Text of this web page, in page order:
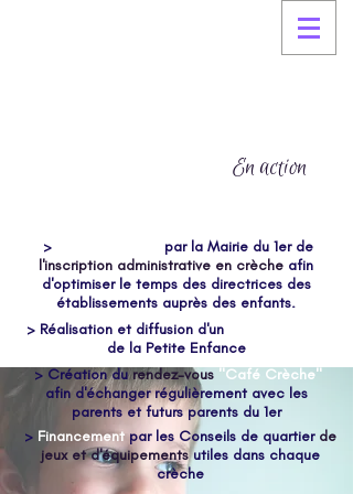
En action
>
par la Mairie du 1er de
l'inscription administrative en crèche afin
d'optimiser le temps des directrices des
établissements auprès des enfants.
> Réalisation et diffusion d'un
de la Petite Enfance
> Création durendez-vous "Café Crèche"
afin d'échanger régulièrement avec les
parents et futurs parents du 1er
> Financementpar les Conseils de quartierde
jeux et d'équipements utiles dans chaque
crèche